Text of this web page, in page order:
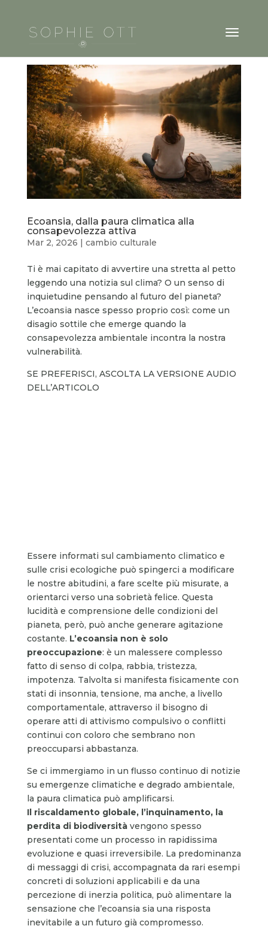
Ecoansia, dalla paura climatica alla
consapevolezza attiva
Mar 2, 2026 | cambio culturale
Ti è mai capitato di avvertire una stretta al petto
leggendo una notizia sul clima? O un senso di
inquietudine pensando al futuro del pianeta?
L’ecoansia nasce spesso proprio così: come un
disagio sottile che emerge quando la
consapevolezza ambientale incontra la nostra
vulnerabilità.
SE PREFERISCI, ASCOLTA LA VERSIONE AUDIO
DELL’ARTICOLO
Essere informati sul cambiamento climatico e
sulle crisi ecologiche può spingerci a modificare
le nostre abitudini, a fare scelte più misurate, a
orientarci verso una sobrietà felice. Questa
lucidità e comprensione delle condizioni del
pianeta, però, può anche generare agitazione
costante. L’ecoansia non è solo
preoccupazione: è un malessere complesso
fatto di senso di colpa, rabbia, tristezza,
impotenza. Talvolta si manifesta fisicamente con
stati di insonnia, tensione, ma anche, a livello
comportamentale, attraverso il bisogno di
operare atti di attivismo compulsivo o conflitti
continui con coloro che sembrano non
preoccuparsi abbastanza.
Se ci immergiamo in un flusso continuo di notizie
su emergenze climatiche e degrado ambientale,
la paura climatica può amplificarsi.
Il riscaldamento globale, l’inquinamento, la
perdita di biodiversitàvengono spesso
presentati come un processo in rapidissima
evoluzione e quasi irreversibile. La predominanza
di messaggi di crisi, accompagnata da rari esempi
concreti di soluzioni applicabili e da una
percezione di inerzia politica, può alimentare la
sensazione che l’ecoansia sia una risposta
inevitabile a un futuro già compromesso.